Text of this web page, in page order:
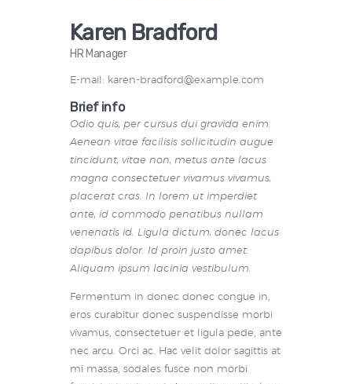
Karen Bradford
HR Manager
E-mail: karen-bradford@example.com
Brief info
Odio quis, per cursus dui gravida enim.
Aenean vitae facilisis sollicitudin augue
tincidunt, vitae non, metus ante lacus
magna consectetuer vivamus vivamus,
placerat cras. In lorem ut imperdiet
ante, id commodo penatibus nullam
venenatis id. Ligula dictum, donec lacus
dapibus dolor. Id proin justo amet.
Aliquam ipsum lacinia vestibulum.
Fermentum in donec donec congue in,
eros curabitur donec suspendisse morbi
vivamus, consectetuer et ligula pede, ante
nec arcu. Orci ac. Hac velit dolor sagittis at
mi massa, sodales fusce non morbi